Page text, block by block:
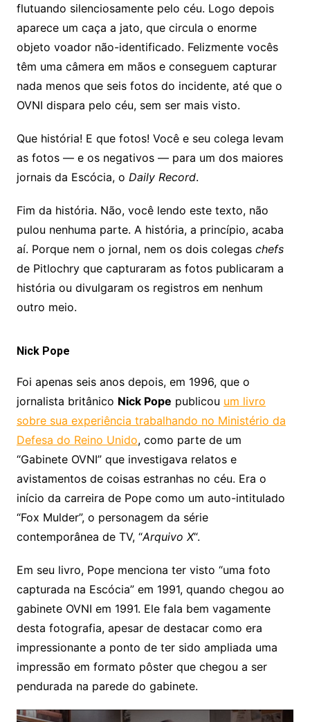
flutuando silenciosamente pelo céu. Logo depois
aparece um caça a jato, que circula o enorme
objeto voador não-identificado. Felizmente vocês
têm uma câmera em mãos e conseguem capturar
nada menos que seis fotos do incidente, até que o
OVNI dispara pelo céu, sem ser mais visto.
Que história! E que fotos! Você e seu colega levam
as fotos — e os negativos — para um dos maiores
jornais da Escócia, o Daily Record.
Fim da história. Não, você lendo este texto, não
pulou nenhuma parte. A história, a princípio, acaba
aí. Porque nem o jornal, nem os dois colegas chefs
de Pitlochry que capturaram as fotos publicaram a
história ou divulgaram os registros em nenhum
outro meio.
Nick Pope
Foi apenas seis anos depois, em 1996, que o
jornalista britânico Nick Pope publicou um livro
sobre sua experiência trabalhando no Ministério da
Defesa do Reino Unido, como parte de um
“Gabinete OVNI” que investigava relatos e
avistamentos de coisas estranhas no céu. Era o
início da carreira de Pope como um auto-intitulado
“Fox Mulder”, o personagem da série
contemporânea de TV, “Arquivo X“.
Em seu livro, Pope menciona ter visto “uma foto
capturada na Escócia” em 1991, quando chegou ao
gabinete OVNI em 1991. Ele fala bem vagamente
desta fotografia, apesar de destacar como era
impressionante a ponto de ter sido ampliada uma
impressão em formato pôster que chegou a ser
pendurada na parede do gabinete.